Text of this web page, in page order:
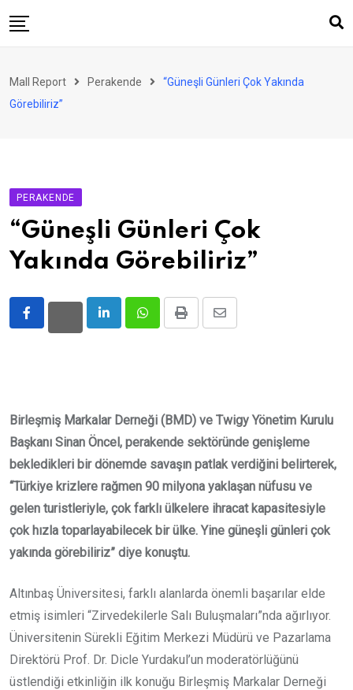
to
Perakende
Ürün ve Hizmet
Enerji
Haber
Atamalar
Mall Report Perakende
“Güneşli Günleri Çok Yakında
Görebiliriz”
PERAKENDE
“Güneşli Günleri Çok
Yakında Görebiliriz”
LinkedInWhatsappPrint
Share
Birleşmiş Markalar Derneği (BMD) ve Twigy Yönetim Kurulu
Başkanı Sinan Öncel, perakende sektöründe genişleme
bekledikleri bir dönemde savaşın patlak verdiğini belirterek,
“Türkiye krizlere rağmen 90 milyona yaklaşan nüfusu ve
gelen turistleriyle, çok farklı ülkelere ihracat kapasitesiyle
çok hızla toparlayabilecek bir ülke. Yine güneşli günleri çok
yakında görebiliriz” diye konuştu.
Altınbaş Üniversitesi, farklı alanlarda önemli başarılar elde
etmiş isimleri “Zirvedekilerle Salı Buluşmaları”nda ağırlıyor.
Üniversitenin Sürekli Eğitim Merkezi Müdürü ve Pazarlama
Direktörü Prof. Dr. Dicle Yurdakul’un moderatörlüğünü
üstlendiği etkinliğin ilk konuğu Birleşmiş Markalar Derneği